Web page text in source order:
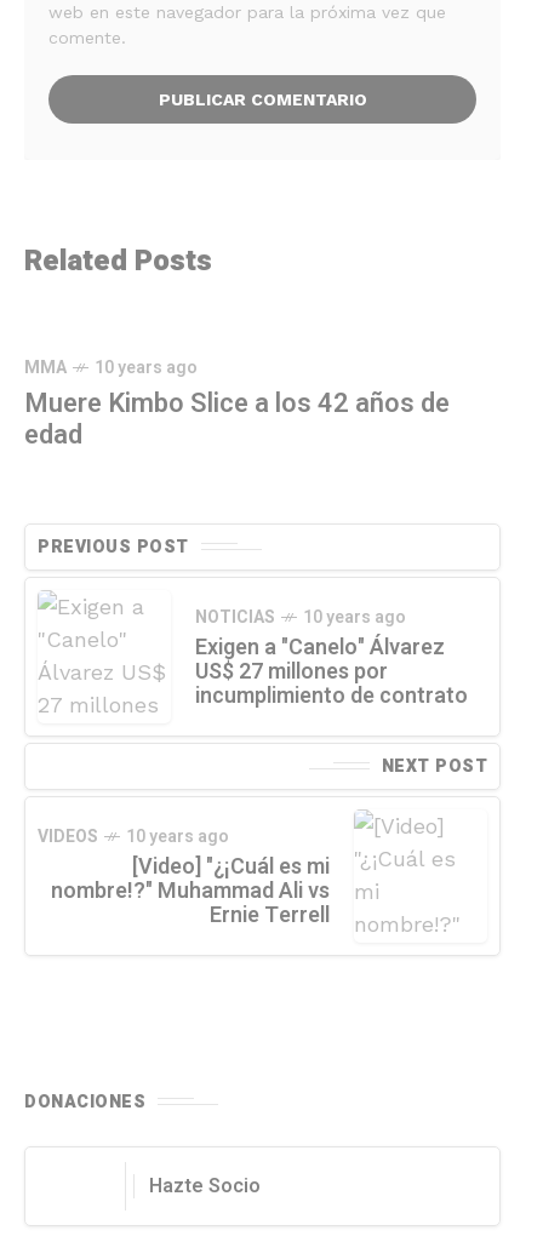
web en este navegador para la próxima vez que
comente.
Related Posts
MMA 10 years ago
Muere Kimbo Slice a los 42 años de
edad
PREVIOUS POST
NOTICIAS 10 years ago
Exigen a "Canelo" Álvarez
US$ 27 millones por
incumplimiento de contrato
NEXT POST
VIDEOS 10 years ago
[Video] "¿¡Cuál es mi
nombre!?" Muhammad Ali vs
Ernie Terrell
DONACIONES
Hazte Socio